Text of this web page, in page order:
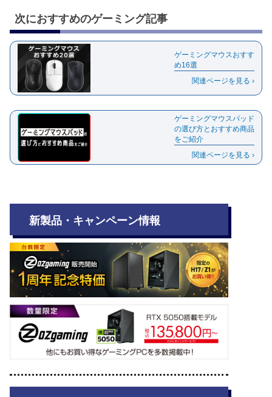
次におすすめのゲーミング記事
ゲーミングマウスおすす
め16選
関連ページを見る ›
ゲーミングマウスパッド
の選び方とおすすめ商品
をご紹介
関連ページを見る ›
新製品・キャンペーン情報